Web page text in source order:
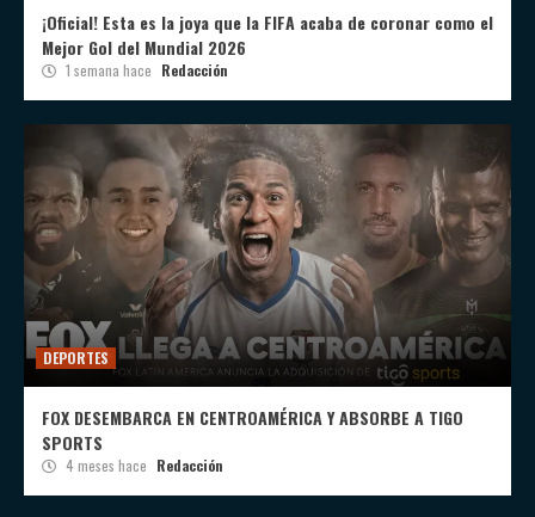
¡Oficial! Esta es la joya que la FIFA acaba de coronar como el
Mejor Gol del Mundial 2026
1 semana hace Redacción
DEPORTES
FOX DESEMBARCA EN CENTROAMÉRICA Y ABSORBE A TIGO
SPORTS
4 meses hace Redacción